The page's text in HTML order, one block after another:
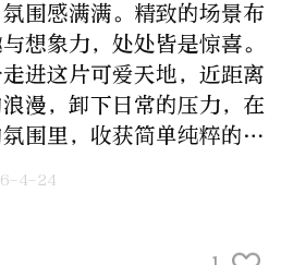
围感满满。精致的场景布
想象力，处处皆是惊喜。
进这片可爱天地，近距离
漫，卸下日常的压力，在
围里，收获简单纯粹的快
4-24